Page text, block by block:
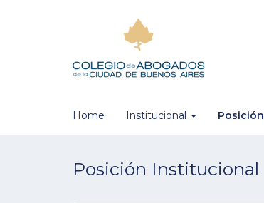
Home Institucional
Posición Institucional